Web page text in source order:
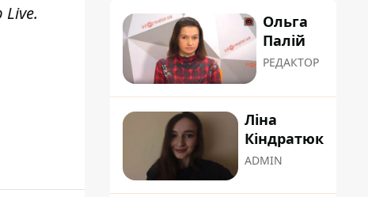
.
Ольга
Палій
РЕДАКТОР
Ліна
Кіндратюк
ADMIN